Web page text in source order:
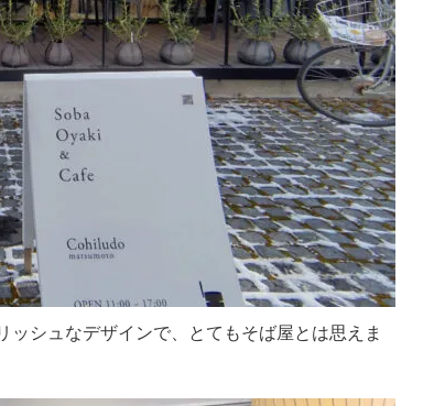
シュなデザインで、とてもそば屋とは思えま